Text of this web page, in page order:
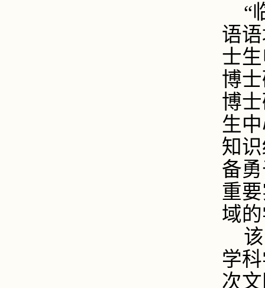
“
语
士
博
博
生
知
备
重
域
学
次